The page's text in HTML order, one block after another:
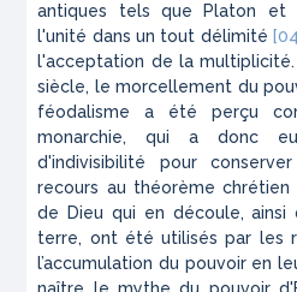
antiques tels que
Platon et
l'unité dans un tout délimité
l'acceptation de la multiplicité.
siècle, le morcellement du
féodalisme a été perçu
monarchie, qui a donc
d'indivisibilité pour
recours au théorème
de Dieu qui en découle, ainsi
terre, ont été utilisés par les
l’accumulation du pouvoir en